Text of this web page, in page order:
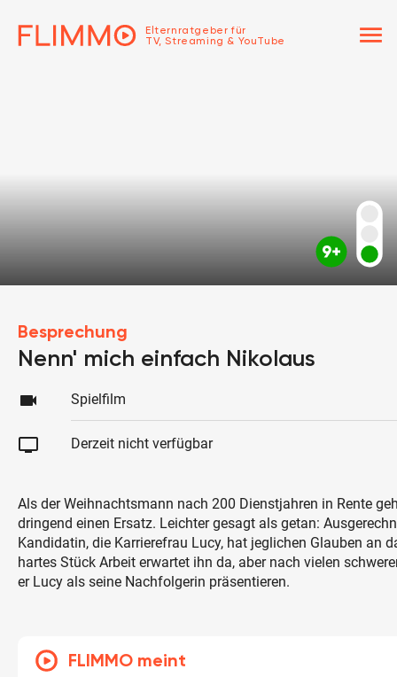
Elternratgeber für
TV, Streaming & YouTube
menu
Besprechung
Nenn' mich einfach Nikolaus
videocam Spielfilm
tv Derzeit nicht verfügbar
Als der Weihnachtsmann nach 200 Dienstjahren in Rente
dringend einen Ersatz. Leichter gesagt als getan:
Kandidatin, die Karrierefrau Lucy, hat jeglichen Glauben an
hartes Stück Arbeit erwartet ihn da, aber nach vielen
er Lucy als seine Nachfolgerin präsentieren.
FLIMMO meint